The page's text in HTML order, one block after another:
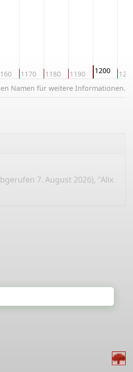
1170 1180 1190 1200
Namen für weitere Informationen.
7. August 2026), "Alix